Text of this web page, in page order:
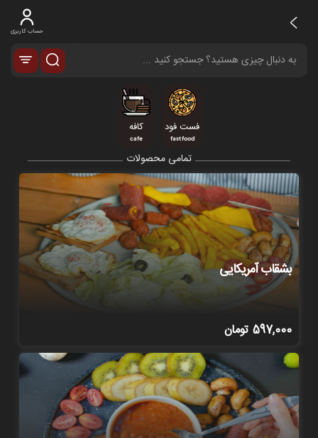
حساب کاربری
فست فود
fast food
کافه
cafe
تمامی محصولات
بشقاب آمریکایی
597,000 تومان